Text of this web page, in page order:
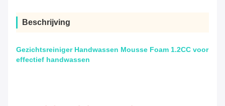
Beschrijving
Gezichtsreiniger Handwassen Mousse Foam 1.2CC voor
effectief handwassen